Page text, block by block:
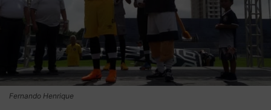
Fernando Henrique